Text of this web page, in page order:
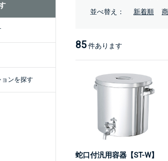
ンを探す
並べ替え： 新着順
85 件あります
蛇口付汎用容器【ST-W】